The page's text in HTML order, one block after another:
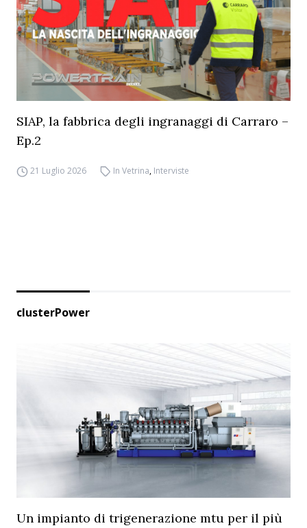
SIAP, la fabbrica degli ingranaggi di Carraro –
Ep.2
21 Luglio 2026 In Vetrina, Interviste
clusterPower
Un impianto di trigenerazione mtu per il più